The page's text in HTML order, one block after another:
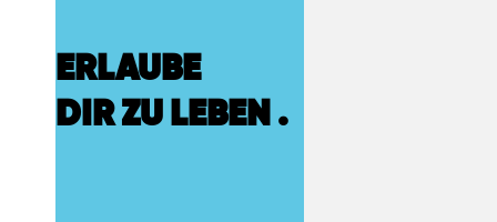
ERLAUBE
DIR ZU LEBEN .